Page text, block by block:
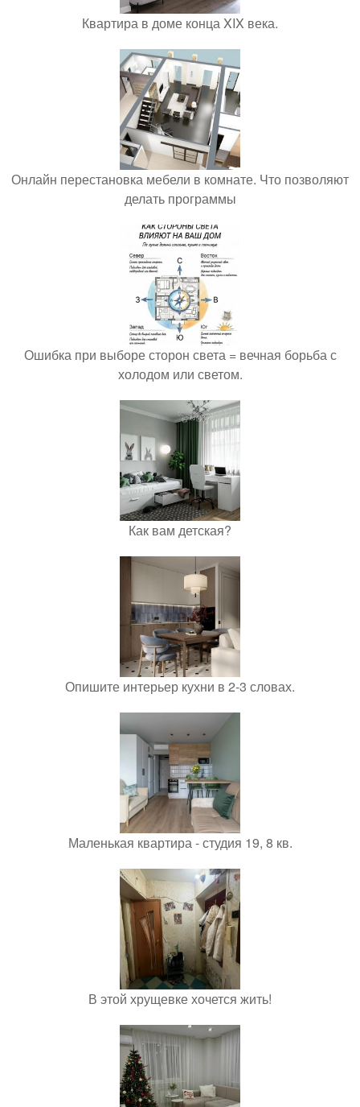
Квартира в доме конца XIX века.
Онлайн перестановка мебели в комнате. Что позволяют
делать программы
Ошибка при выборе сторон света = вечная борьба с
холодом или светом.
Как вам детская?
Опишите интерьер кухни в 2-3 словах.
Маленькая квартира - студия 19, 8 кв.
В этой хрущевке хочется жить!